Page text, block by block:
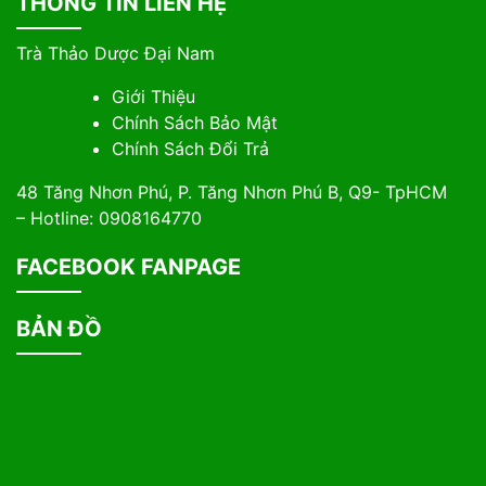
Trà Thảo Dược Đại Nam
Giới Thiệu
Chính Sách Bảo Mật
Chính Sách Đổi Trả
48 Tăng Nhơn Phú, P. Tăng Nhơn Phú B, Q9- TpHCM
– Hotline: 0908164770
FACEBOOK FANPAGE
BẢN ĐỒ